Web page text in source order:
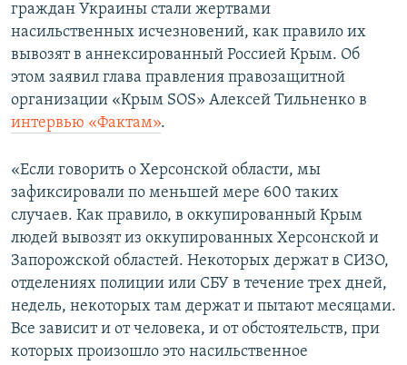
граждан Украины стали жертвами
насильственных исчезновений, как правило их
вывозят в аннексированный Россией Крым. Об
этом заявил глава правления правозащитной
организации «Крым SOS» Алексей Тильненко в
интервью «Фактам».
«Если говорить о Херсонской области, мы
зафиксировали по меньшей мере 600 таких
случаев. Как правило, в оккупированный Крым
людей вывозят из оккупированных Херсонской и
Запорожской областей. Некоторых держат в СИЗО,
отделениях полиции или СБУ в течение трех дней,
недель, некоторых там держат и пытают месяцами.
Все зависит и от человека, и от обстоятельств, при
которых произошло это насильственное